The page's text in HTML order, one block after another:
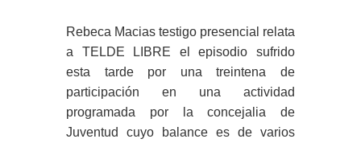
Rebeca Macias testigo presencial relata
a TELDE LIBRE el episodio sufrido
esta tarde por una treintena de
participación en una actividad
programada por la concejalia de
Juventud cuyo balance es de varios